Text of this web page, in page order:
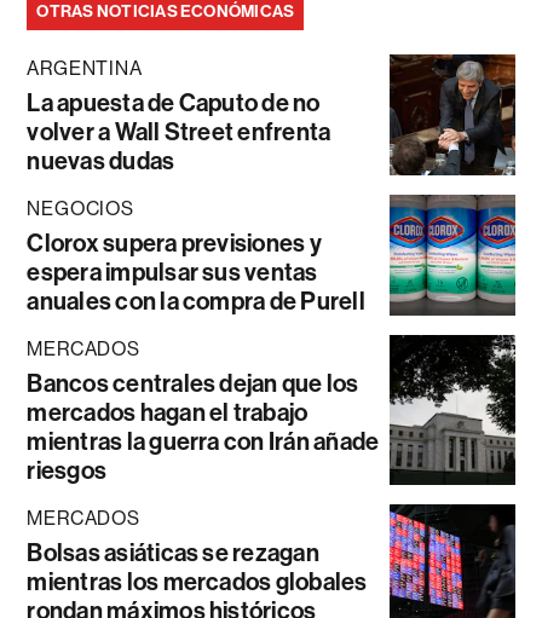
OTRAS NOTICIAS ECONÓMICAS
ARGENTINA
La apuesta de Caputo de no
volver a Wall Street enfrenta
nuevas dudas
NEGOCIOS
Clorox supera previsiones y
espera impulsar sus ventas
anuales con la compra de Purell
MERCADOS
Bancos centrales dejan que los
mercados hagan el trabajo
mientras la guerra con Irán añade
riesgos
MERCADOS
Bolsas asiáticas se rezagan
mientras los mercados globales
rondan máximos históricos